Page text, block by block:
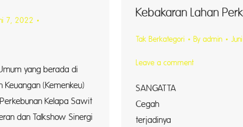
7, 2022
yang berada di
(Kemenkeu)
Kelapa Sawit
dan Talkshow Sinergi
Kebakaran Lahan
Tak Berkategori By admin
Leave a comment
Cegah